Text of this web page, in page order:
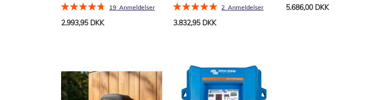
Bedømmelse:
19 Anmeldelser
2.993,95 DKK
Bedømmelse:
2Anmeldelser
3.832,95 DKK
5.686,00 DKK